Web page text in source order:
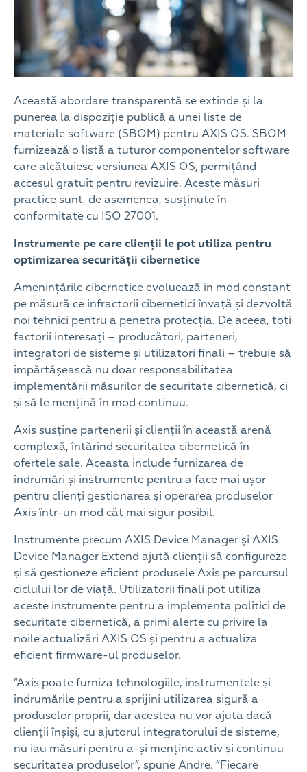
Această abordare transparentă se extinde și la
punerea la dispoziție publică a unei liste de
materiale software (SBOM) pentru AXIS OS. SBOM
furnizează o listă a tuturor componentelor software
care alcătuiesc versiunea AXIS OS, permițând
accesul gratuit pentru revizuire. Aceste măsuri
practice sunt, de asemenea, susținute în
conformitate cu ISO 27001.
Instrumente pe care clienții le pot utiliza pentru
optimizarea securității cibernetice
Amenințările cibernetice evoluează în mod constant
pe măsură ce infractorii cibernetici învață și dezvoltă
noi tehnici pentru a penetra protecția. De aceea, toți
factorii interesați – producători, parteneri,
integratori de sisteme și utilizatori finali – trebuie să
împărtășească nu doar responsabilitatea
implementării măsurilor de securitate cibernetică, ci
și să le mențină în mod continuu.
Axis susține partenerii și clienții în această arenă
complexă, întărind securitatea cibernetică în
ofertele sale. Aceasta include furnizarea de
îndrumări și instrumente pentru a face mai ușor
pentru clienți gestionarea și operarea produselor
Axis într-un mod cât mai sigur posibil.
Instrumente precum AXIS Device Manager și AXIS
Device Manager Extend ajută clienții să configureze
și să gestioneze eficient produsele Axis pe parcursul
ciclului lor de viață. Utilizatorii finali pot utiliza
aceste instrumente pentru a implementa politici de
securitate cibernetică, a primi alerte cu privire la
noile actualizări AXIS OS și pentru a actualiza
eficient firmware-ul produselor.
“Axis poate furniza tehnologiile, instrumentele și
îndrumările pentru a sprijini utilizarea sigură a
produselor proprii, dar acestea nu vor ajuta dacă
clienții înșiși, cu ajutorul integratorului de sisteme,
nu iau măsuri pentru a-și menține activ și continuu
securitatea produselor”, spune Andre. “Fiecare